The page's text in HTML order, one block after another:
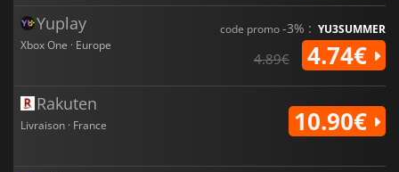
Yuplay
Xbox One · Europe
code promo-3% : YU3SUMMER
4.89€ 4.74€
Rakuten
Livraison · France 10.90€